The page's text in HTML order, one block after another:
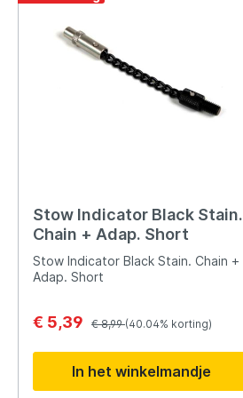
Stow Indicator Black Stain.
Chain + Adap. Short
Stow Indicator Black Stain. Chain +
Adap. Short
€ 5,39 € 8,99(40.04% korting)
In het winkelmandje